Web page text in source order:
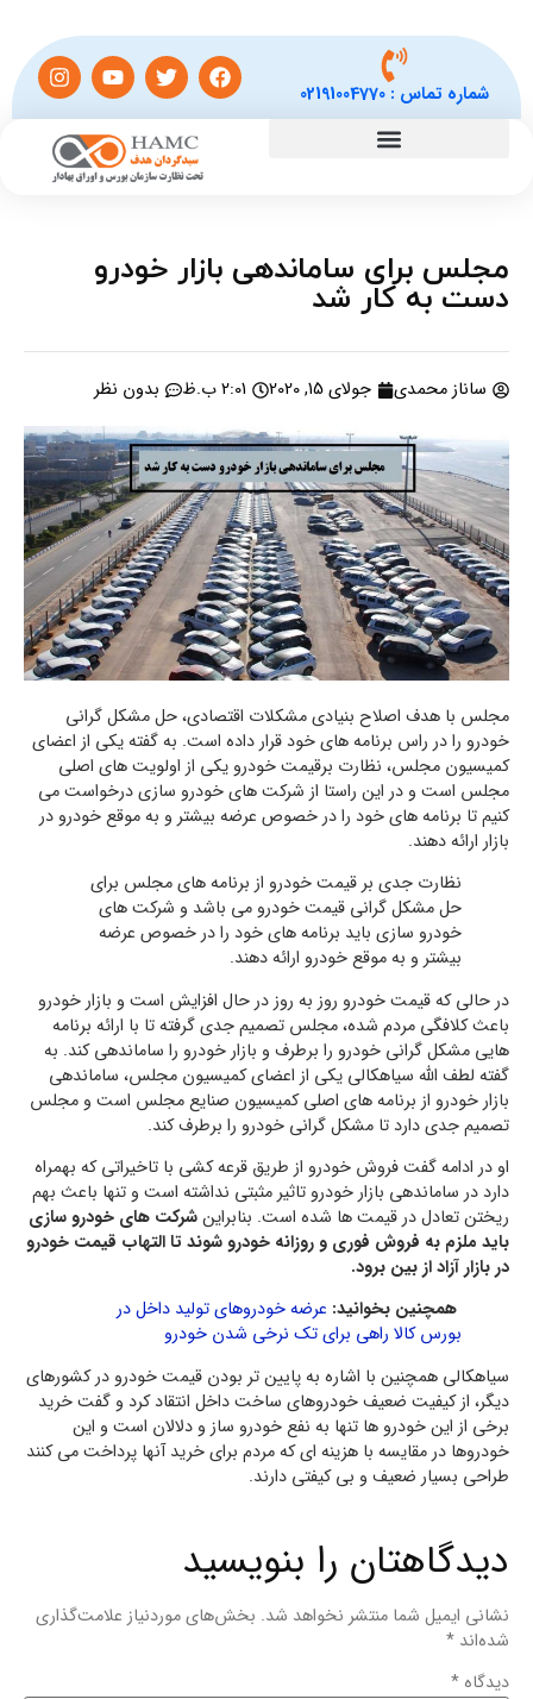
شماره تماس :02191004770
مجلس برای ساماندهی بازار خودرو
دست به کار شد
ساناز محمدی جولای 15, 2020 2:01 ب.ظ بدون نظر
مجلس با هدف اصلاح بنیادی مشکلات اقتصادی، حل مشکل گرانی
خودرو را در راس برنامه های خود قرار داده است. به گفته یکی از اعضای
کمیسیون مجلس، نظارت برقیمت خودرو یکی از اولویت های اصلی
مجلس است و در این راستا از شرکت های خودرو سازی درخواست می
کنیم تا برنامه های خود را در خصوص عرضه بیشتر و به موقع خودرو در
بازار ارائه دهند.
نظارت جدی بر قیمت خودرو از برنامه های مجلس برای
حل مشکل گرانی قیمت خودرو می باشد و شرکت های
خودرو سازی باید برنامه های خود را در خصوص عرضه
بیشتر و به موقع خودرو ارائه دهند.
در حالی که قیمت خودرو روز به روز در حال افزایش است و بازار خودرو
باعث کلافگی مردم شده، مجلس تصمیم جدی گرفته تا با ارائه برنامه
هایی مشکل گرانی خودرو را برطرف و بازار خودرو را ساماندهی کند. به
گفته لطف الله سیاهکالی یکی از اعضای کمیسیون مجلس، ساماندهی
بازار خودرو از برنامه های اصلی کمیسیون صنایع مجلس است و مجلس
تصمیم جدی دارد تا مشکل گرانی خودرو را برطرف کند.
او در ادامه گفت فروش خودرو از طریق قرعه کشی با تاخیراتی که بهمراه
دارد در ساماندهی بازار خودرو تاثیر مثبتی نداشته است و تنها باعث بهم
ریختن تعادل در قیمت ها شده است. بنابراینشرکت های خودرو سازی
باید ملزم به فروش فوری و روزانه خودرو شوند تا التهاب قیمت خودرو
در بازار آزاد از بین برود.
همچنین بخوانید: عرضه خودروهای تولید داخل در
بورس کالا راهی برای تک نرخی شدن خودرو
سیاهکالی همچنین با اشاره به پایین تر بودن قیمت خودرو در کشورهای
دیگر، از کیفیت ضعیف خودروهای ساخت داخل انتقاد کرد و گفت خرید
برخی از این خودرو ها تنها به نفع خودرو ساز و دلالان است و این
خودروها در مقایسه با هزینه ای که مردم برای خرید آنها پرداخت می کنند
طراحی بسیار ضعیف و بی کیفتی دارند.
دیدگاهتان را بنویسید
نشانی ایمیل شما منتشر نخواهد شد. بخش‌های موردنیاز علامت‌گذاری
شده‌اند *
دیدگاه *